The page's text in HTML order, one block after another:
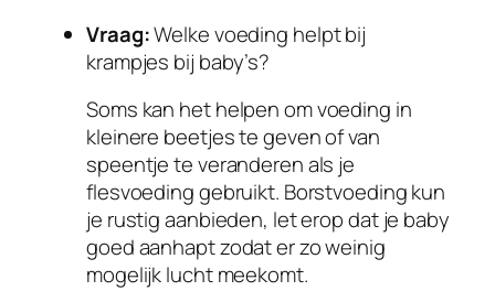
Vraag:Welke voeding helpt bij
krampjes bij baby’s?
Soms kan het helpen om voeding in
kleinere beetjes te geven of van
speentje te veranderen als je
flesvoeding gebruikt. Borstvoeding kun
je rustig aanbieden, let erop dat je baby
goed aanhapt zodat er zo weinig
mogelijk lucht meekomt.